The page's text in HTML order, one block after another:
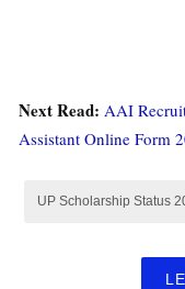
Next Read: AAI
Assistant Online Form
UP Scholarship Status